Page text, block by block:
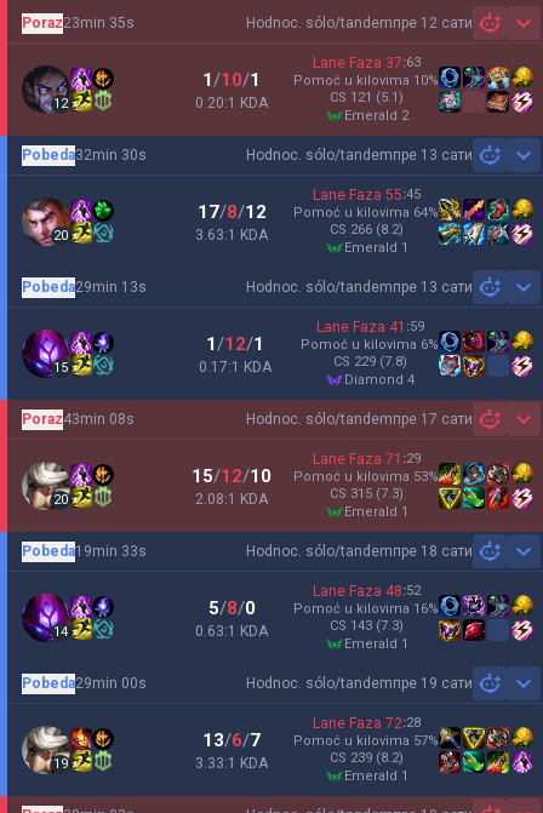
Hodnoc. sólo/tandemпре 12 сати
Poraz23min 35s
12
1/10/1
0.20:1 KDA
Lane Faza 37:63
Pomoć u kilovima 10%
CS 121 (5.1)
emerald 2
Hodnoc. sólo/tandemпре 13 сати
Pobeda32min 30s
20
17/8/12
3.63:1 KDA
Lane Faza 55:45
Pomoć u kilovima 64%
CS 266 (8.2)
emerald 1
Hodnoc. sólo/tandemпре 13 сати
Pobeda29min 13s
15
1/12/1
0.17:1 KDA
Lane Faza 41 :59
Pomoć u kilovima 6%
CS 229 (7.8)
diamond 4
Hodnoc. sólo/tandemпре 17 сати
Poraz43min 08s
20
15/12/10
2.08:1 KDA
Lane Faza 71 :29
Pomoć u kilovima 53%
CS 315 (7.3)
emerald 1
Hodnoc. sólo/tandemпре 18 сати
Pobeda19min 33s
14
5/8/0
0.63:1 KDA
Lane Faza 48:52
Pomoć u kilovima 16%
CS 143 (7.3)
emerald 1
Hodnoc. sólo/tandemпре 19 сати
Pobeda29min 00s
19
13/6/7
3.33:1 KDA
Lane Faza 72:28
Pomoć u kilovima 57%
CS 239 (8.2)
emerald 1